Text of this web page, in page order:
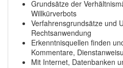
Grundsätze der
Willkürverbots
Verfahrensgrundsätze und
Rechtsanwendung
Erkenntnisquellen finden
Kommentare,
Mit Internet, Datenbanken